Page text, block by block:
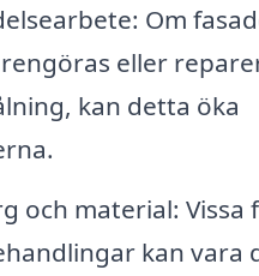
Om
eller
kan detta öka
och material: Vissa
kan vara